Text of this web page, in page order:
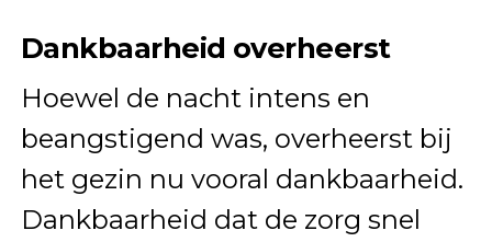
Dankbaarheid overheerst
Hoewel de nacht intens en
beangstigend was, overheerst bij
het gezin nu vooral dankbaarheid.
Dankbaarheid dat de zorg snel